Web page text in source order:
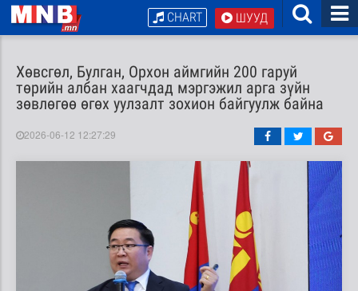
ШУУД
CHART
Хөвсгөл, Булган, Орхон аймгийн 200 гаруй
төрийн албан хаагчдад мэргэжил арга зүйн
зөвлөгөө өгөх уулзалт зохион байгуулж байна
2026-06-12 12:27:29